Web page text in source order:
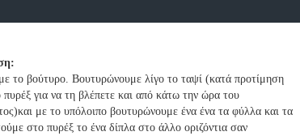
το βούτυρο. Βουτυρώνουμε λίγο το ταψί (κατά προτίμηση
πυρέξ για να τη βλέπετε και από κάτω την ώρα του
με το υπόλοιπο βουτυρώνουμε ένα ένα τα φύλλα και τα
στο πυρέξ το ένα δίπλα στο άλλο οριζόντια σαν